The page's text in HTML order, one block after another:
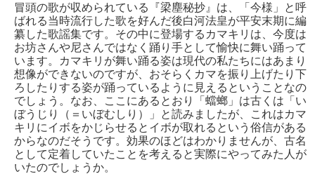
冒頭の歌が収められている『梁塵秘抄』は、「今様」と呼
ばれる当時流行した歌を好んだ後白河法皇が平安末期に編
纂した歌謡集です。その中に登場するカマキリは、今度は
お坊さんや尼さんではなく踊り手として愉快に舞い踊って
います。カマキリが舞い踊る姿は現代の私たちにはあまり
想像ができないのですが、おそらくカマを振り上げたり下
ろしたりする姿が踊っているように見えるということなの
でしょう。なお、ここにあるとおり「蟷螂」は古くは「い
ぼうじり（＝いぼむしり）」と読みましたが、これはカマ
キリにイボをかじらせるとイボが取れるという俗信がある
からなのだそうです。効果のほどはわかりませんが、古名
として定着していたことを考えると実際にやってみた人が
いたのでしょうか。